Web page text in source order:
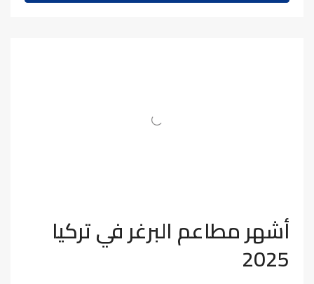
أشهر مطاعم البرغر في تركيا
2025